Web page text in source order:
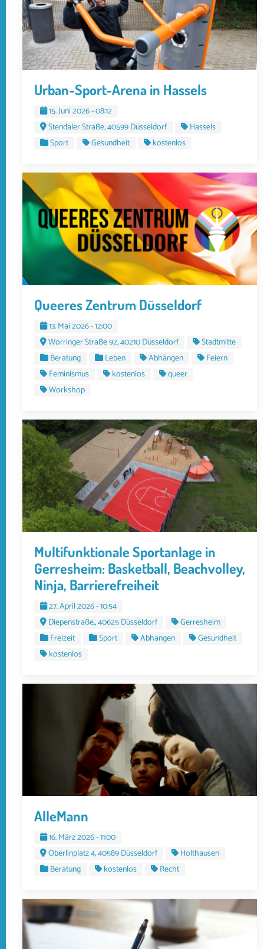
Urban-Sport-Arena in Hassels
15. Juni 2026 - 08:12
Stendaler Straße, 40599 Düsseldorf
Hassels
Sport
Gesundheit kostenlos
Queeres Zentrum Düsseldorf
13. Mai 2026 - 12:00
Worringer Straße 92, 40210 Düsseldorf
Stadtmitte
Beratung
Leben Abhängen
Feiern
Feminismus
kostenlos
queer
Workshop
Multifunktionale Sportanlage in
Gerresheim: Basketball, Beachvolley,
Ninja, Barrierefreiheit
27. April 2026 - 10:54
Diepenstraße,, 40625 Düsseldorf
Gerresheim
Freizeit
Sport Abhängen
Gesundheit
kostenlos
AlleMann
16. März 2026 - 11:00
Oberlinplatz 4, 40589 Düsseldorf
Holthausen
Beratung
kostenlos Recht